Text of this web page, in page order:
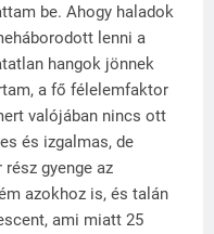
be. Ahogy haladok
lenni a
hangok jönnek
a fő félelemfaktor
valójában nincs ott
és izgalmas, de
gyenge az
azokhoz is, és talán
ami miatt 25